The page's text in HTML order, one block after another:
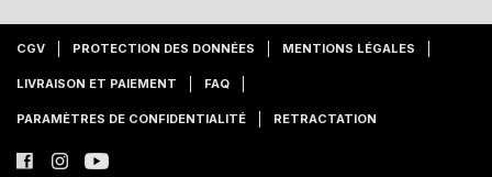
CGV PROTECTION DES DONNÉES MENTIONS LÉGALES
LIVRAISON ET PAIEMENT FAQ
PARAMÈTRES DE CONFIDENTIALITÉ RETRACTATION